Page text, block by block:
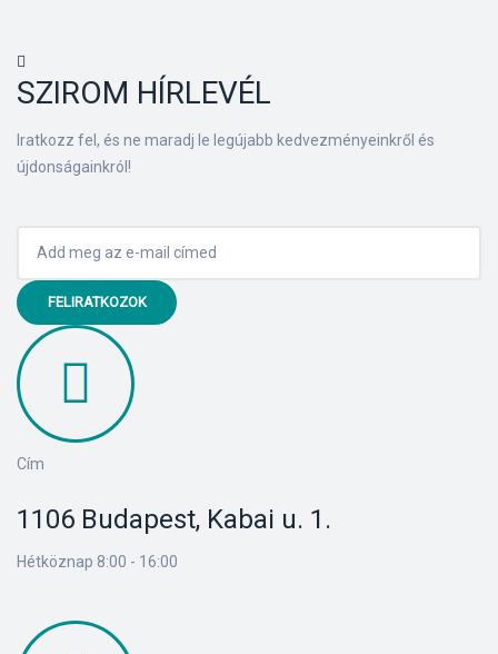
SZIROM HÍRLEVÉL
Iratkozz fel, és ne maradj le legújabb kedvezményeinkről és
újdonságainkról!
FELIRATKOZOK
Cím
1106 Budapest, Kabai u. 1.
Hétköznap 8:00 - 16:00